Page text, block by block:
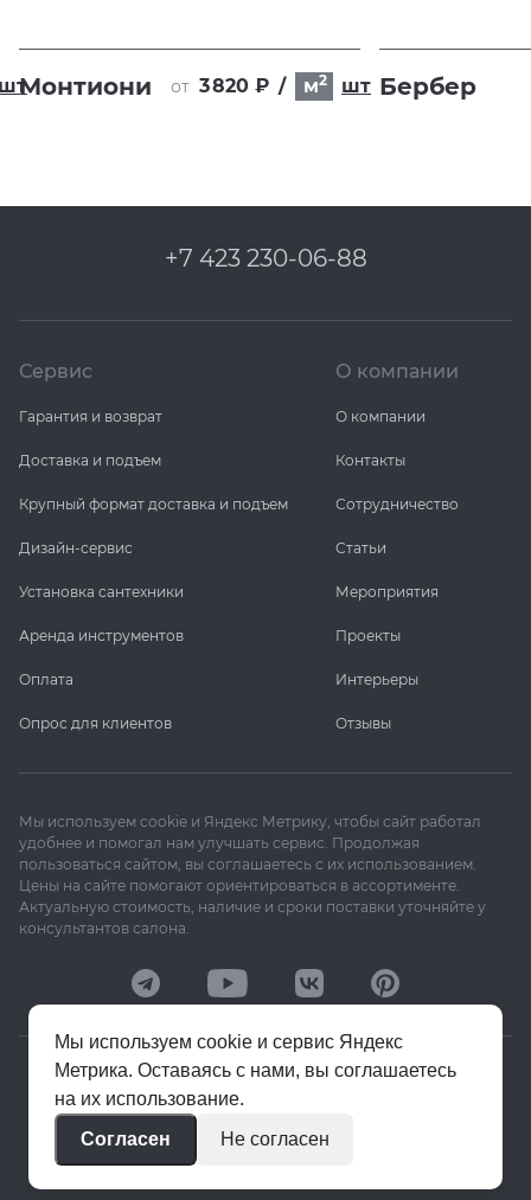
Монтиони от 3 820 ₽ / м2 шт Бербер
+7 423 230-06-88
Сервис
Гарантия и возврат
Доставка и подъем
Крупный формат доставка и подъем
Дизайн-сервис
Установка сантехники
Аренда инструментов
Оплата
Опрос для клиентов
О компании
О компании
Контакты
Сотрудничество
Статьи
Мероприятия
Проекты
Интерьеры
Отзывы
Мы используем cookie и Яндекс Метрику, чтобы сайт работал
удобнее и помогал нам улучшать сервис. Продолжая
пользоваться сайтом, вы соглашаетесь с их использованием.
Цены на сайте помогают ориентироваться в ассортименте.
Актуальную стоимость, наличие и сроки поставки уточняйте у
консультантов салона.
© 2020–2026 «Апекс»
Политика конфиденциальности
Мы используем cookie и сервис Яндекс
Метрика. Оставаясь с нами, вы соглашаетесь
на их использование.
Согласен
Не согласен